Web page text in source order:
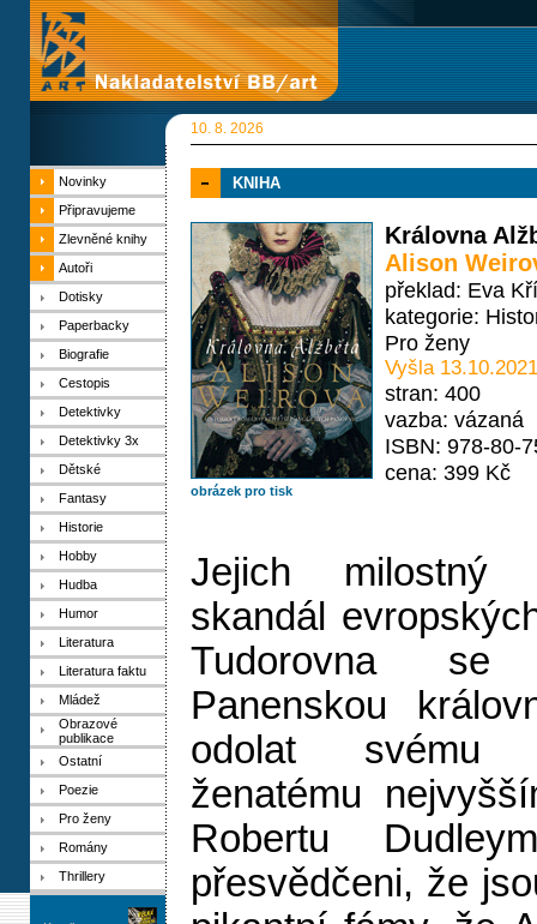
10. 8. 2026
Novinky
Připravujeme
Zlevněné knihy
Autoři
Dotisky
Paperbacky
Biografie
Cestopis
Detektivky
Detektivky 3x
Dětské
Fantasy
Historie
Hobby
Hudba
Humor
Literatura
Literatura faktu
Mládež
Obrazové
publikace
Ostatní
Poezie
Pro ženy
Romány
Thrillery
KNIHA
obrázek pro tisk
Královna
Alison
překlad: Eva
kategorie:
Pro ženy
Vyšla 13.10.2021
stran: 400
vazba: vázaná
ISBN: 978-80-
cena: 399 Kč
Jejich milostný
skandál
Tudorovna se
Panenskou
odolat svému
ženatému
Robertu
přesvědčeni, že